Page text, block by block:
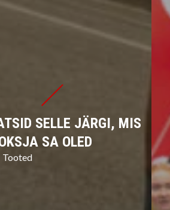
SELLE JÄRGI, MIS
SA OLED
Tooted